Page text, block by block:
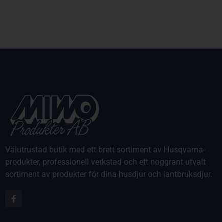
Välutrustad butik med ett brett sortiment av Husqvarna-
produkter, professionell verkstad och ett noggrant utvalt
sortiment av produkter för dina husdjur och lantbruksdjur.